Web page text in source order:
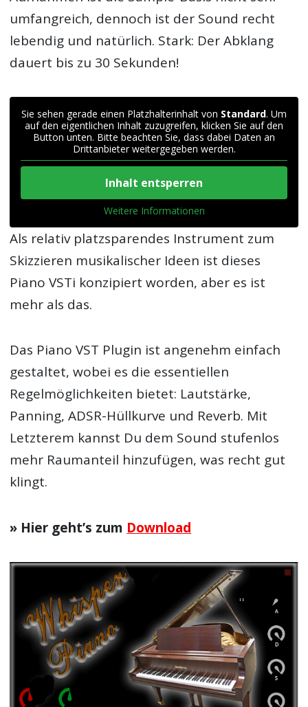
umfangreich, dennoch ist der Sound recht
lebendig und natürlich. Stark: Der Abklang
dauert bis zu 30 Sekunden!
Sie sehen gerade einen Platzhalterinhalt von Standard. Um
auf den eigentlichen Inhalt zuzugreifen, klicken Sie auf den
Button unten. Bitte beachten Sie, dass dabei Daten an
Drittanbieter weitergegeben werden.
Inhalt entsperren
Weitere Informationen
Als relativ platzsparendes Instrument zum
Skizzieren musikalischer Ideen ist dieses
Piano VSTi konzipiert worden, aber es ist
mehr als das.
Das Piano VST Plugin ist angenehm einfach
gestaltet, wobei es die essentiellen
Regelmöglichkeiten bietet: Lautstärke,
Panning, ADSR-Hüllkurve und Reverb. Mit
Letzterem kannst Du dem Sound stufenlos
mehr Raumanteil hinzufügen, was recht gut
klingt.
» Hier geht’s zum Download